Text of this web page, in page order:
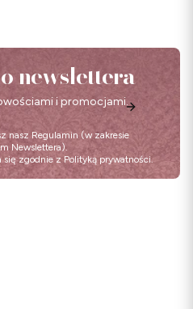
newslettera
i promocjami.
nasz Regulamin (w zakresie
Newslettera).
się zgodnie z Polityką prywatności.